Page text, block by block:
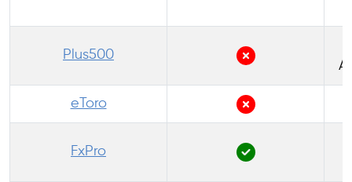
Plus500
eToro
FxPro